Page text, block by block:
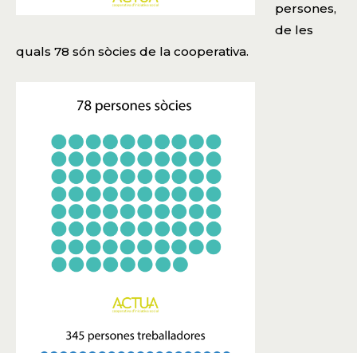
persones,
de les
quals 78 són sòcies de la cooperativa.